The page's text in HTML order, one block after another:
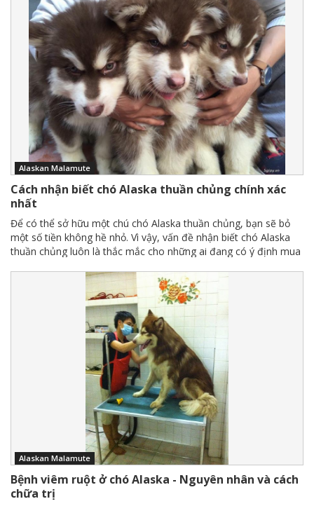
Alaskan Malamute
Cách nhận biết chó Alaska thuần chủng chính xác
nhất
Để có thể sở hữu một chú chó Alaska thuần chủng, bạn sẽ bỏ
một số tiền không hề nhỏ. Vì vậy, vấn đề nhận biết chó Alaska
thuần chủng luôn là thắc mắc cho những ai đang có ý định mua
Tạp chí Thú Cưng mách bạn một số cách nhận biết cực kì chính
xác, không cần phải có sự can thiệp của bác sĩ thú y.
Alaskan Malamute
Bệnh viêm ruột ở chó Alaska - Nguyên nhân và cách
chữa trị